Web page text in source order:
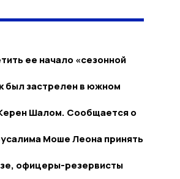
ее начало «сезонной
был застрелен в южном
Шалом. Сообщается о
Моше Леона принять
офицеры-резервисты